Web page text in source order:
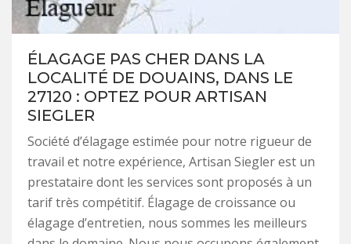
ÉLAGAGE PAS CHER DANS LA
LOCALITÉ DE DOUAINS, DANS LE
27120 : OPTEZ POUR ARTISAN
SIEGLER
Société d’élagage estimée pour notre rigueur de
travail et notre expérience, Artisan Siegler est un
prestataire dont les services sont proposés à un
tarif très compétitif. Élagage de croissance ou
élagage d’entretien, nous sommes les meilleurs